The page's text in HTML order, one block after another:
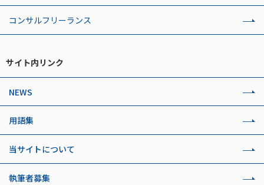
コンサルフリーランス
サイト内リンク
NEWS
用語集
当サイトについて
執筆者募集